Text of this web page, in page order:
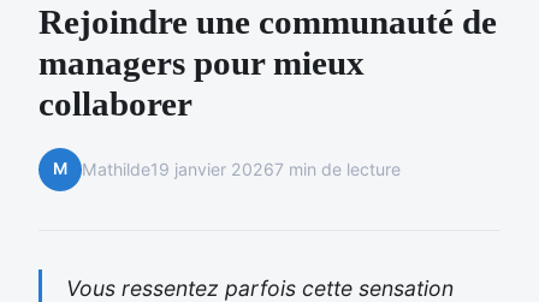
Rejoindre une communauté de
managers pour mieux
collaborer
M Mathilde19 janvier 20267 min de lecture
Vous ressentez parfois cette sensation